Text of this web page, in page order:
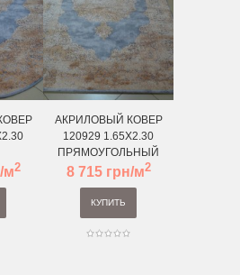
м2
АКРИЛОВЫЙ КОВЕР
120929 1.65X2.30
ПРЯМОУГОЛЬНЫЙ
8 715 грн/м2
КУПИТЬ